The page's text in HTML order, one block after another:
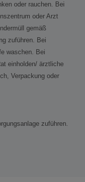
oder rauchen. Bei
oder Arzt
gemäß
zuführen. Bei
waschen. Bei
einholden/ ärztliche
Verpackung oder
zuführen.